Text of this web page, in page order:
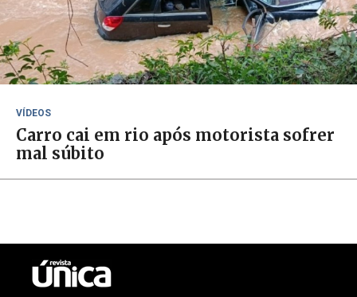
VÍDEOS
Carro cai em rio após motorista sofrer
mal súbito